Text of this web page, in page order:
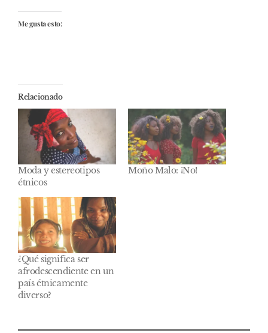
Me gusta esto:
Relacionado
Moda y estereotipos
étnicos
Moño Malo: ¡No!
¿Qué significa ser
afrodescendiente en un
país étnicamente
diverso?